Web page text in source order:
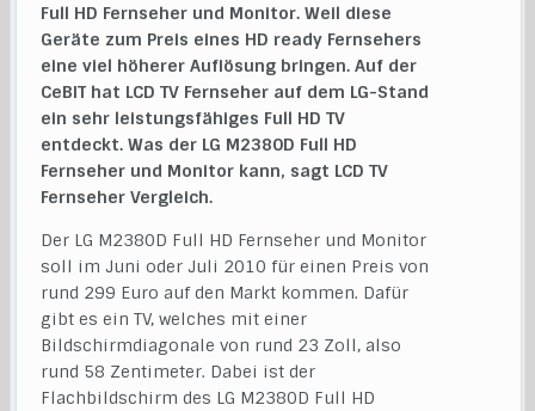
Full HD Fernseher und Monitor. Weil diese
Geräte zum Preis eines HD ready Fernsehers
eine viel höherer Auflösung bringen. Auf der
CeBIT hat LCD TV Fernseher auf dem LG-Stand
ein sehr leistungsfähiges Full HD TV
entdeckt. Was der LG M2380D Full HD
Fernseher und Monitor kann, sagt LCD TV
Fernseher Vergleich.
Der LG M2380D Full HD Fernseher und Monitor
soll im Juni oder Juli 2010 für einen Preis von
rund 299 Euro auf den Markt kommen. Dafür
gibt es ein TV, welches mit einer
Bildschirmdiagonale von rund 23 Zoll, also
rund 58 Zentimeter. Dabei ist der
Flachbildschirm des LG M2380D Full HD